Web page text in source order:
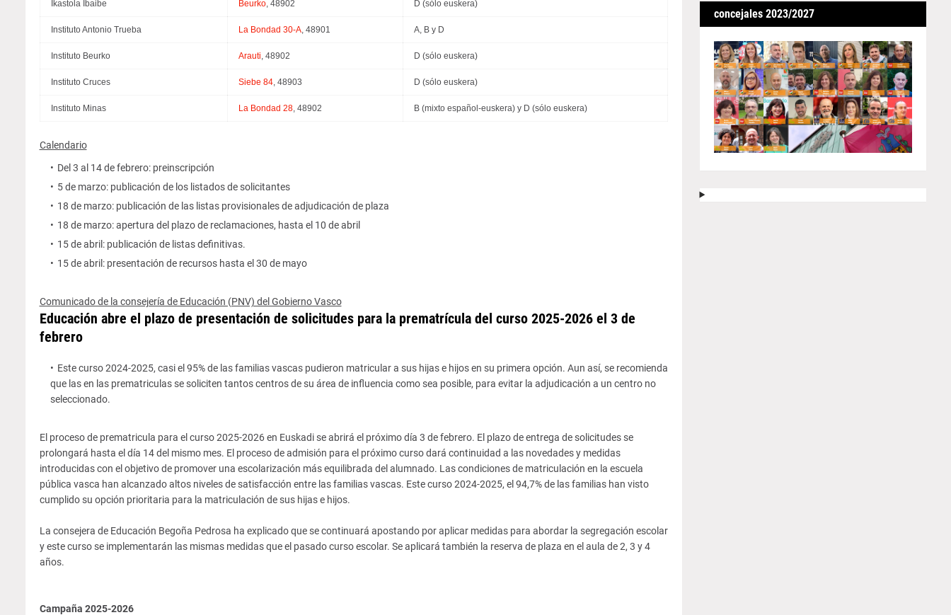
Ikastola Ibaibe Beurko, 48902 D (sólo euskera)
Instituto Antonio Trueba La Bondad 30-A, 48901 A, B y D
Instituto Beurko Arauti , 48902 D (sólo euskera)
Instituto Cruces Siebe 84, 48903 D (sólo euskera)
Instituto Minas La Bondad 28, 48902 B (mixto español-euskera) y D (sólo euskera)
Calendario
Del 3 al 14 de febrero: preinscripción
5 de marzo: publicación de los listados de solicitantes
18 de marzo: publicación de las listas provisionales de adjudicación de plaza
18 de marzo: apertura del plazo de reclamaciones, hasta el 10 de abril
15 de abril: publicación de listas definitivas.
15 de abril: presentación de recursos hasta el 30 de mayo
Comunicado de la consejería de Educación (PNV) del Gobierno Vasco
Educación abre el plazo de presentación de solicitudes para la prematrícula del curso 2025-2026 el 3 de
febrero
Este curso 2024-2025, casi el 95% de las familias vascas pudieron matricular a sus hijas e hijos en su primera opción. Aun así, se recomienda
que las en las prematriculas se soliciten tantos centros de su área de influencia como sea posible, para evitar la adjudicación a un centro no
seleccionado.
El proceso de prematricula para el curso 2025-2026 en Euskadi se abrirá el próximo día 3 de febrero. El plazo de entrega de solicitudes se
prolongará hasta el día 14 del mismo mes. El proceso de admisión para el próximo curso dará continuidad a las novedades y medidas
introducidas con el objetivo de promover una escolarización más equilibrada del alumnado. Las condiciones de matriculación en la escuela
pública vasca han alcanzado altos niveles de satisfacción entre las familias vascas. Este curso 2024-2025, el 94,7% de las familias han visto
cumplido su opción prioritaria para la matriculación de sus hijas e hijos.
La consejera de Educación Begoña Pedrosa ha explicado que se continuará apostando por aplicar medidas para abordar la segregación escolar
y este curso se implementarán las mismas medidas que el pasado curso escolar. Se aplicará también la reserva de plaza en el aula de 2, 3 y 4
años.
Campaña 2025-2026
concejales 2023/2027